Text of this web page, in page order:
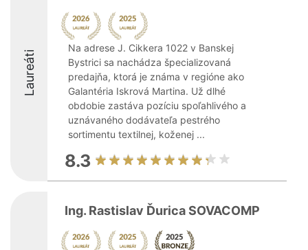
Laureáti
Na adrese J. Cikkera 1022 v Banskej
Bystrici sa nachádza špecializovaná
predajňa, ktorá je známa v regióne ako
Galantéria Iskrová Martina. Už dlhé
obdobie zastáva pozíciu spoľahlivého a
uznávaného dodávateľa pestrého
sortimentu textilnej, koženej ...
8.3
Ing. Rastislav Ďurica SOVACOMP